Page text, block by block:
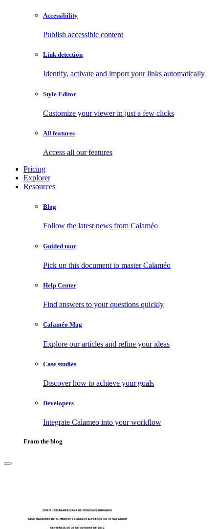
Accessibility
Publish accessible content
Link detection
Identify, activate and import your links automatically
Style Editor
Customize your viewer in just a few clicks
All features
Access all our features
Pricing
Explorer
Resources
Blog
Follow the latest news from Calaméo
Guided tour
Pick up this document to master Calaméo
Help Center
Find answers to your questions quickly
Calaméo Mag
Explore our articles and refine your ideas
Case studies
Discover how to achieve your goals
Developers
Integrate Calameo into your workflow
From the blog